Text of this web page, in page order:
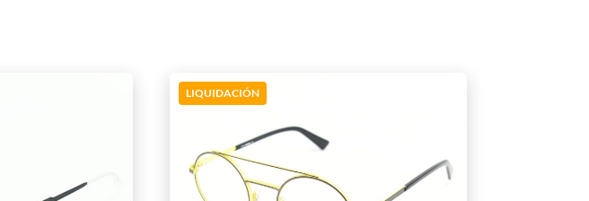
LIQUIDACIÓN